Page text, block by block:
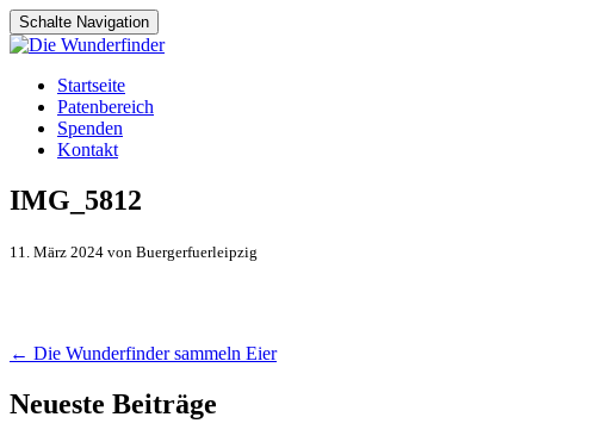
Schalte Navigation
Zum
Inhalt
springen
Startseite
Patenbereich
Spenden
Kontakt
IMG_5812
11. März 2024 von Buergerfuerleipzig
Artikel-
Navigation
← Die Wunderfinder sammeln Eier
Neueste Beiträge